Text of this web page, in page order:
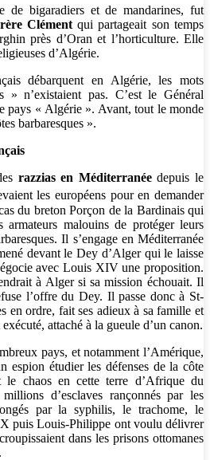
de bigaradiers et de mandarines, fut
Clémentqui partageait son temps
près d’Oran et l’horticulture. Elle
d’Algérie.
débarquent en Algérie, les mots
n’existaient pas. C’est le Général
pays « Algérie ». Avant, tout le monde
barbaresques ».
razzias en Méditerranéedepuis le
les européens pour en demander
du breton Porçon de la Bardinais qui
malouins de protéger leurs
Il s’engage en Méditerranée
devant le Dey d’Alger qui le laisse
avec Louis XIV une proposition.
à Alger si sa mission échouait. Il
l’offre du Dey. Il passe donc à St-
en ordre, fait ses adieux à sa famille et
attaché à la gueule d’un canon.
pays, et notamment l’Amérique,
espion étudier les défenses de la côte
le chaos en cette terre d’Afrique du
d’esclaves rançonnés par les
par la syphilis, le trachome, le
puis Louis-Philippe ont voulu délivrer
dans les prisons ottomanes